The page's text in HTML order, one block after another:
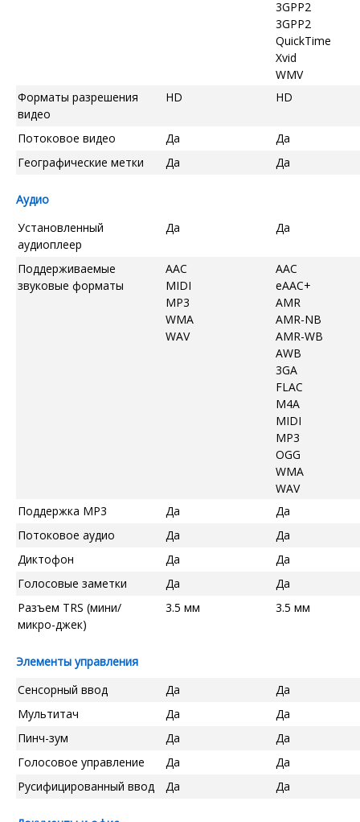
3GPP2
3GPP2
QuickTime
Xvid
WMV
Форматы разрешения
видео
HD HD
Потоковое видео Да
Да
Географические метки
Да Да
Аудио
Установленный
аудиоплеер
Да Да
Поддерживаемые
звуковые форматы
AAC
MIDI
MP3
WMA
WAV
AAC
eAAC+
AMR
AMR-NB
AMR-WB
AWB
3GA
FLAC
M4A
MIDI
MP3
OGG
WMA
WAV
Поддержка MP3
Да
Да
Потоковое аудио
Да
Да
Диктофон
Да
Да
Голосовые заметки
Да
Да
Разъем TRS (мини/
микро-джек)
3.5 мм 3.5 мм
Элементы управления
Сенсорный ввод
Да
Да
Мультитач
Да
Да
Пинч-зум
Да
Да
Голосовое управление
Да
Да
Русифицированный ввод
Да Да